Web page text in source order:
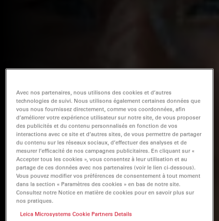
Avec nos partenaires, nous utilisons des cookies et d’autres
technologies de suivi. Nous utilisons également certaines données que
vous nous fournissez directement, comme vos coordonnées, afin
d’améliorer votre expérience utilisateur sur notre site, de vous proposer
des publicités et du contenu personnalisés en fonction de vos
interactions avec ce site et d’autres sites, de vous permettre de partager
du contenu sur les réseaux sociaux, d’effectuer des analyses et de
mesurer l’efficacité de nos campagnes publicitaires. En cliquant sur «
Accepter tous les cookies », vous consentez à leur utilisation et au
partage de ces données avec nos partenaires (voir le lien ci-dessous).
Vous pouvez modifier vos préférences de consentement à tout moment
dans la section « Paramètres des cookies » en bas de notre site.
Consultez notre Notice en matière de cookies pour en savoir plus sur
nos pratiques.
Leica Microsystems Cookie Partners Details